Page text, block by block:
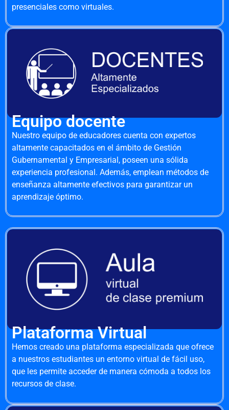
presenciales como virtuales.
Equipo docente
Nuestro equipo de educadores cuenta con expertos
altamente capacitados en el ámbito de Gestión
Gubernamental y Empresarial, poseen una sólida
experiencia profesional. Además, emplean métodos de
enseñanza altamente efectivos para garantizar un
aprendizaje óptimo.
Plataforma Virtual
Hemos creado una plataforma especializada que ofrece
a nuestros estudiantes un entorno virtual de fácil uso,
que les permite acceder de manera cómoda a todos los
recursos de clase.